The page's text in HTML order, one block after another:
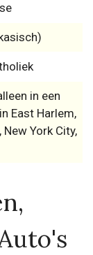
in een
East Harlem,
York City,